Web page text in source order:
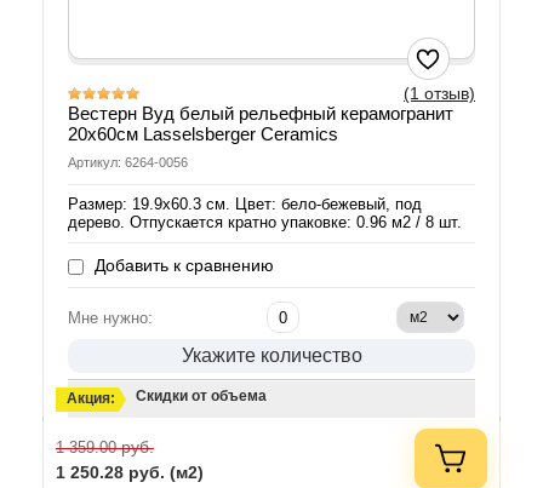
(1 отзыв)
Вестерн Вуд белый рельефный керамогранит
20х60см Lasselsberger Ceramics
Артикул: 6264-0056
Размер: 19.9х60.3 см. Цвет: бело-бежевый, под
дерево. Отпускается кратно упаковке: 0.96 м2 / 8 шт.
Добавить к сравнению
Мне нужно:
Укажите количество
Акция: Скидки от объема
1 359.00руб.
1 250.28 руб. (м2)